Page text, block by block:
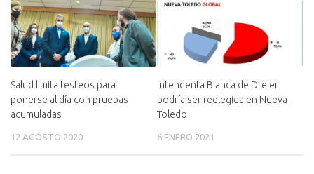
Salud limita testeos para
ponerse al día con pruebas
acumuladas
12 AGOSTO 2020
Intendenta Blanca de Dreier
podría ser reelegida en Nueva
Toledo
6 ENERO 2021